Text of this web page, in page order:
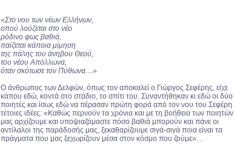
«Στο νου των νέων Ελλήνων,
οπού λούζεται στο νέο
ρόδινο φως βαθιά,
παίζεται κάποια μίμηση
της πάλης του άνηβου Θεού,
του νέου Απόλλωνα,
όταν σκότωσε τον Πύθωνα…»
Ο άνθρωπος των Δελφών, όπως τον αποκαλεί ο Γιώργος Σεφέρης, είχε
κάπου εδώ, κοντά στο στάδιο, το σπίτι του. Συναντήθηκαν κι εδώ οι δύο
ποιητές και ίσως εδώ να πέρασαν πρώτη φορά από τον νου του Σεφέρη
τέτοιες ιδέες: «Καθώς περνούν τα χρόνια και με τη βοήθεια των ποιητών
μας αρχίζουμε και υποψιαζόμαστε πόσο βαθιά μπορούν και πάνε οι
αντίλαλοι της παράδοσής μας, ξεκαθαρίζουμε σιγά-σιγά ποια είναι τα
πράγματα που μας ξεχωρίζουν μέσα στον κόσμο που ζούμε»…